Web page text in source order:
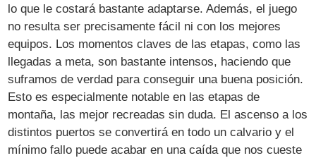
lo que le costará bastante adaptarse. Además, el juego
no resulta ser precisamente fácil ni con los mejores
equipos. Los momentos claves de las etapas, como las
llegadas a meta, son bastante intensos, haciendo que
suframos de verdad para conseguir una buena posición.
Esto es especialmente notable en las etapas de
montaña, las mejor recreadas sin duda. El ascenso a los
distintos puertos se convertirá en todo un calvario y el
mínimo fallo puede acabar en una caída que nos cueste